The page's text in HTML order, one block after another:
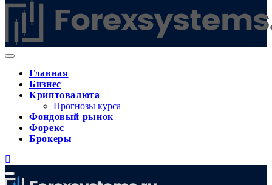
Главная
Бизнес
Криптовалюта
Прогнозы курса
Фондовый рынок
Форекс
Брокеры